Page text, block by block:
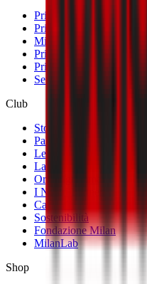
Prima Squadra Maschile
Prima Squadra Femminile
Milan Futuro
Primavera
Primavera Femminile
Settore Giovanile
Club
Storia
Palmarès
Le Sedi
La Società
Organigramma
I Nostri Partner
Casa Milan
Sostenibilità
Fondazione Milan
MilanLab
Shop